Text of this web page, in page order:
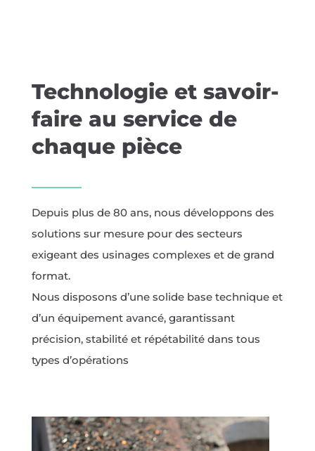
Technologie et savoir-
faire au service de
chaque pièce
Depuis plus de 80 ans, nous développons des
solutions sur mesure pour des secteurs
exigeant des usinages complexes et de grand
format.
Nous disposons d’une solide base technique et
d’un équipement avancé, garantissant
précision, stabilité et répétabilité dans tous
types d’opérations